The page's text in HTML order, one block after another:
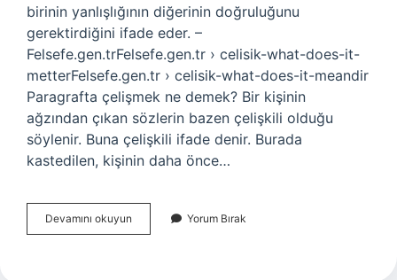
birinin yanlışlığının diğerinin doğruluğunu
gerektirdiğini ifade eder. –
Felsefe.gen.trFelsefe.gen.tr › celisik-what-does-it-
metterFelsefe.gen.tr › celisik-what-does-it-meandir
Paragrafta çelişmek ne demek? Bir kişinin
ağzından çıkan sözlerin bazen çelişkili olduğu
söylenir. Buna çelişkili ifade denir. Burada
kastedilen, kişinin daha önce…
Devamını okuyun Çelişmek
Ne
Yorum Bırak